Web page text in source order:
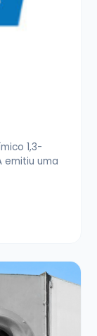
1,3-
emitiu uma